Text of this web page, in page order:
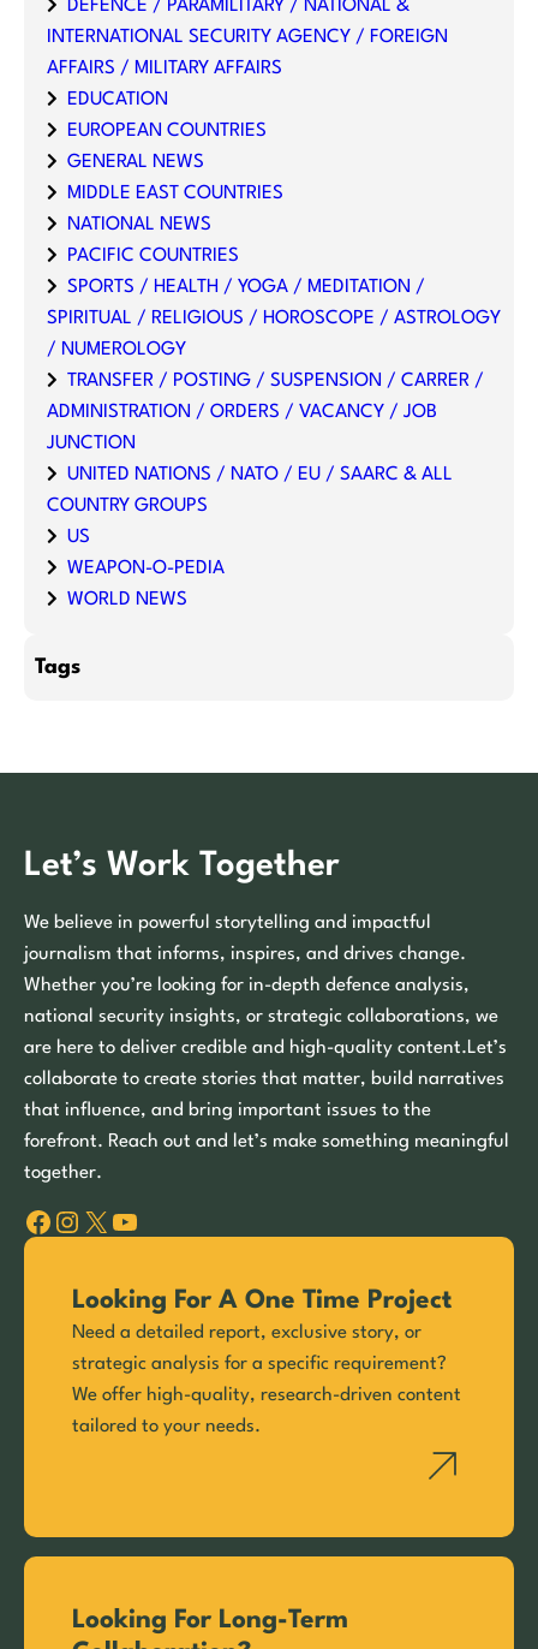
DEFENCE / PARAMILITARY / NATIONAL &
INTERNATIONAL SECURITY AGENCY / FOREIGN
AFFAIRS / MILITARY AFFAIRS
EDUCATION
EUROPEAN COUNTRIES
GENERAL NEWS
MIDDLE EAST COUNTRIES
NATIONAL NEWS
PACIFIC COUNTRIES
SPORTS / HEALTH / YOGA / MEDITATION /
SPIRITUAL / RELIGIOUS / HOROSCOPE / ASTROLOGY
/ NUMEROLOGY
TRANSFER / POSTING / SUSPENSION / CARRER /
ADMINISTRATION / ORDERS / VACANCY / JOB
JUNCTION
UNITED NATIONS / NATO / EU / SAARC & ALL
COUNTRY GROUPS
US
WEAPON-O-PEDIA
WORLD NEWS
Tags
Let’s Work Together
We believe in powerful storytelling and impactful
journalism that informs, inspires, and drives change.
Whether you’re looking for in-depth defence analysis,
national security insights, or strategic collaborations, we
are here to deliver credible and high-quality content.Let’s
collaborate to create stories that matter, build narratives
that influence, and bring important issues to the
forefront. Reach out and let’s make something meaningful
together.
Facebook Instagram X YouTube
Looking For A One Time Project
Need a detailed report, exclusive story, or
strategic analysis for a specific requirement?
We offer high-quality, research-driven content
tailored to your needs.
Looking For Long-Term